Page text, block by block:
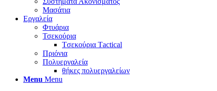
Μασάτια
Εργαλεία
Φτυάρια
Τσεκούρια
Tσεκούρια Τactical
Πριόνια
Πολυεργαλεία
θήκες πολυεργαλείων
Menu Menu